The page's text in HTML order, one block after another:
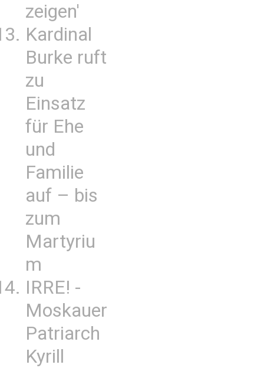
zeigen'
Kardinal
Burke ruft
zu
Einsatz
für Ehe
und
Familie
auf – bis
zum
Martyriu
m
IRRE! -
Moskauer
Patriarch
Kyrill